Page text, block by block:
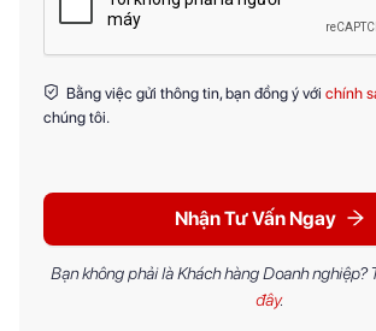
Bằng việc gửi thông tin, bạn đồng ý với chính
chúng tôi.
Nhận Tư Vấn Ngay
Bạn không phải là Khách hàng Doanh nghiệp?
đây.